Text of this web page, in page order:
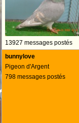
13927 messages postés
bunnylove
Pigeon d'Argent
798 messages postés